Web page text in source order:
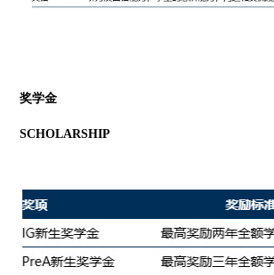
奖学金
SCHOLARSHIP